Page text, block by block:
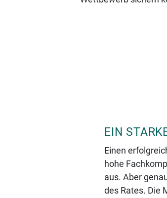
EIN
Einen
hohe
aus. Aber
des Rates. Die